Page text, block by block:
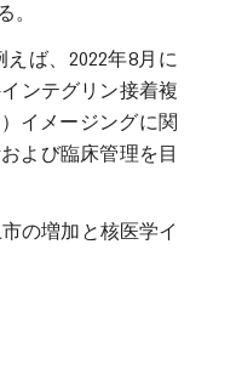
。
ば、2022年8月に
ンテグリン接着複
イメージングに関
よび臨床管理を目
の増加と核医学イ